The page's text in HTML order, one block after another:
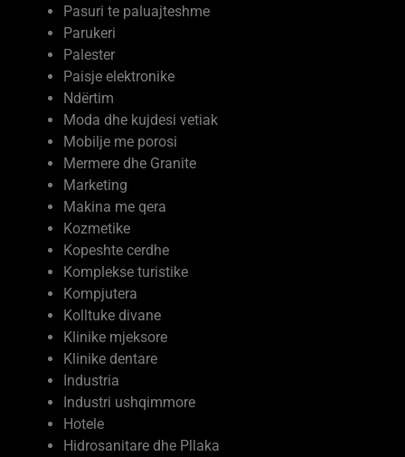
Pasuri te paluajteshme
Parukeri
Palester
Paisje elektronike
Ndërtim
Moda dhe kujdesi vetiak
Mobilje me porosi
Mermere dhe Granite
Marketing
Makina me qera
Kozmetike
Kopeshte cerdhe
Komplekse turistike
Kompjutera
Kolltuke divane
Klinike mjeksore
Klinike dentare
Industria
Industri ushqimmore
Hotele
Hidrosanitare dhe Pllaka